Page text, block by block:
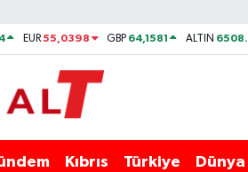
EUR55,0398 GBP 64,1581 ALTIN
Kıbrıs Türkiye Dünya